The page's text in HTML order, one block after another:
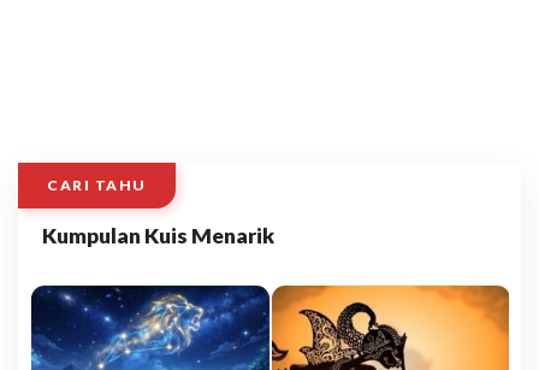
CARI TAHU
Kumpulan Kuis Menarik